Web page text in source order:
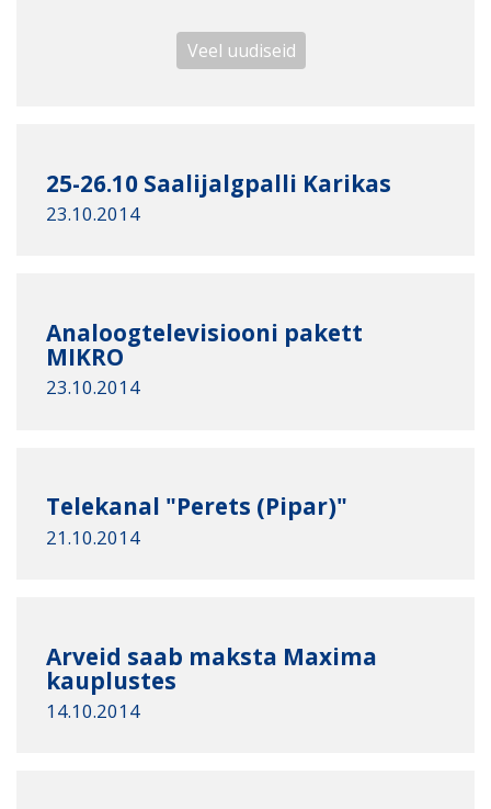
Veel uudiseid
25-26.10 Saalijalgpalli Karikas
23.10.2014
Analoogtelevisiooni pakett
MIKRO
23.10.2014
Telekanal "Perets (Pipar)"
21.10.2014
Arveid saab maksta Maxima
kauplustes
14.10.2014